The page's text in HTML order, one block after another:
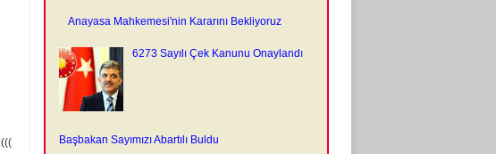
Anayasa Mahkemesi'nin Kararını Bekliyoruz
6273 Sayılı Çek Kanunu Onaylandı
Başbakan Sayımızı Abartılı Buldu